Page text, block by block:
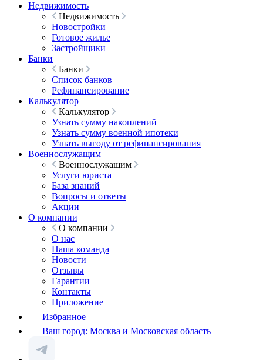
Недвижимость
Недвижимость
Новостройки
Готовое жилье
Застройщики
Банки
Банки
Список банков
Рефинансирование
Калькулятор
Калькулятор
Узнать сумму накоплений
Узнать сумму военной ипотеки
Узнать выгоду от рефинансирования
Военнослужащим
Военнослужащим
Услуги юриста
База знаний
Вопросы и ответы
Акции
О компании
О компании
О нас
Наша команда
Новости
Отзывы
Гарантии
Контакты
Приложение
Избранное
Ваш город: Москва и Московская область